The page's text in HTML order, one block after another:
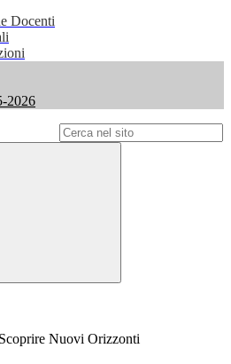
Docenti
2026
Nuovi Orizzonti